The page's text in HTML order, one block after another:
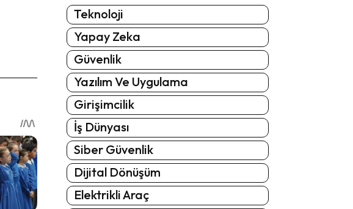
Teknoloji
Yapay Zeka
Güvenlik
Yazılım Ve Uygulama
Girişimcilik
İş Dünyası
Siber Güvenlik
Dijital Dönüşüm
Elektrikli Araç